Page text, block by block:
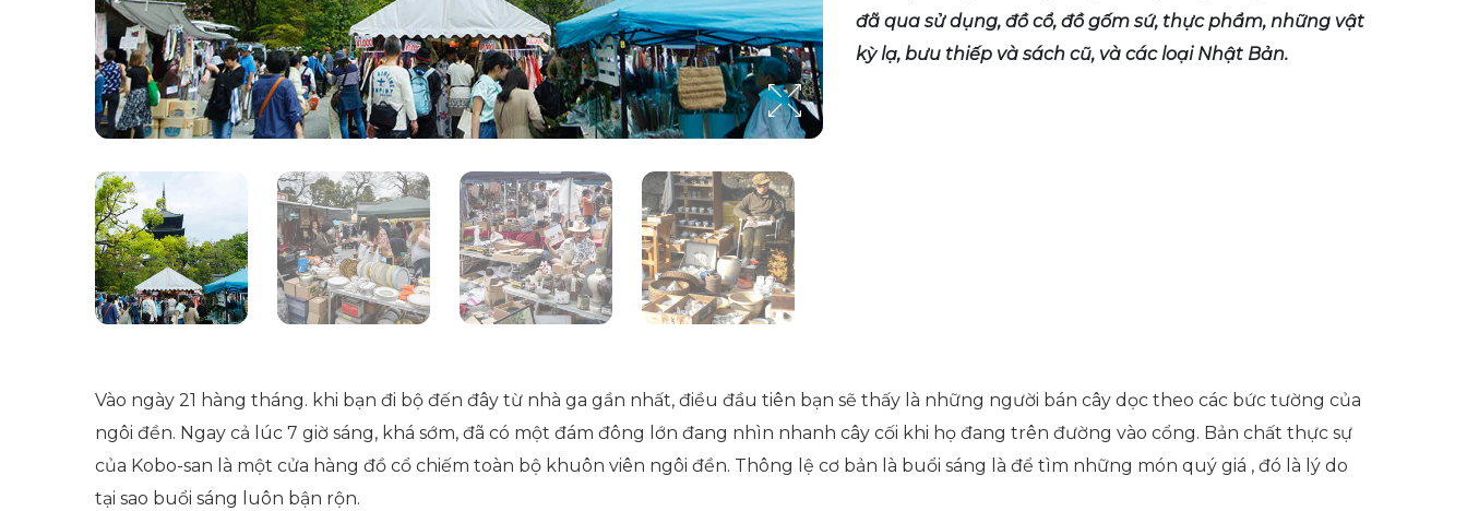
đã qua sử dụng, đồ cổ, đồ gốm sứ, thực phẩm, những vật
kỳ lạ, bưu thiếp và sách cũ, và các loại Nhật Bản.
Vào ngày 21 hàng tháng. khi bạn đi bộ đến đây từ nhà ga gần nhất, điều đầu tiên bạn sẽ thấy là những người bán cây dọc theo các bức tường của
ngôi đền. Ngay cả lúc 7 giờ sáng, khá sớm, đã có một đám đông lớn đang nhìn nhanh cây cối khi họ đang trên đường vào cổng. Bản chất thực sự
của Kobo-san là một cửa hàng đồ cổ chiếm toàn bộ khuôn viên ngôi đền. Thông lệ cơ bản là buổi sáng là để tìm những món quý giá , đó là lý do
tại sao buổi sáng luôn bận rộn.